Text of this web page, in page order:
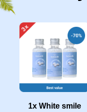
1x White smile